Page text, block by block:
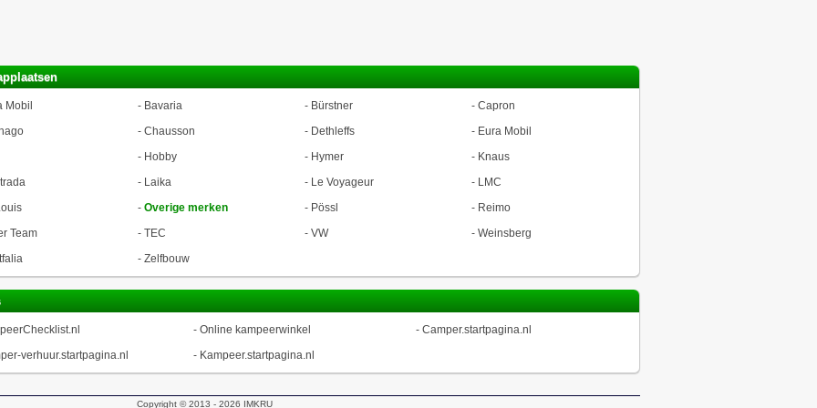
Mobil - Bavaria - Bürstner - Capron
- Chausson - Dethleffs - Eura Mobil
- Hobby - Hymer - Knaus
- Laika - Le Voyageur - LMC
- Overige merken - Pössl - Reimo
Team
- TEC - VW - Weinsberg
- Zelfbouw
- Online kampeerwinkel - Camper.startpagina.nl
verhuur.startpagina.nl
- Kampeer.startpagina.nl
Copyright © 2013 - 2026 IMKRU